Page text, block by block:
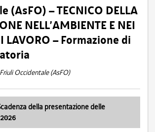
(AsFO) – TECNICO DELLA
NELL’AMBIENTE E NEI
LAVORO – Formazione di
Occidentale (AsFO)
della presentazione delle